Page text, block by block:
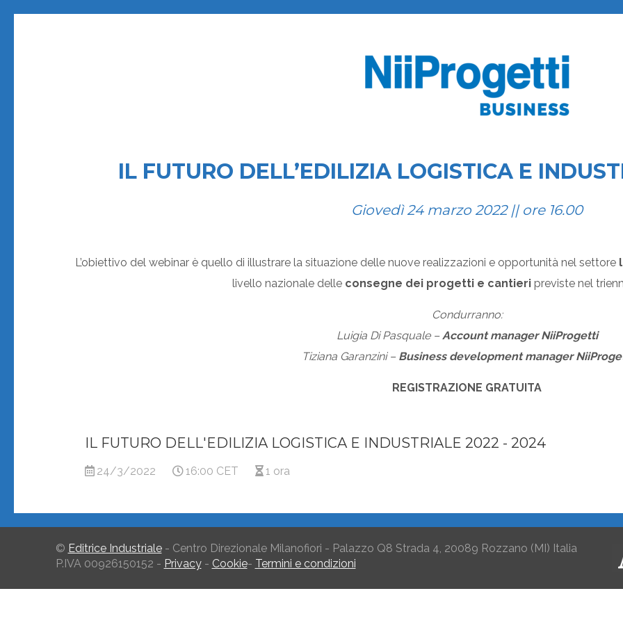
IL FUTURO DELL’EDILIZIA LOGISTICA E
Giovedì 24 marzo 2022 || ore 16.00
L’obiettivo del webinar è quello di illustrare la situazione delle nuove realizzazioni e opportunità nel settore
livello nazionale delle consegne dei progetti e cantieri previste nel
Condurranno:
Luigia Di Pasquale –Account manager NiiProgetti
Tiziana Garanzini – Business development manager
REGISTRAZIONE GRATUITA
IL FUTURO DELL'EDILIZIA LOGISTICA E INDUSTRIALE 2022 - 2024
24/3/2022 16:00 CET 1 ora
© Editrice Industriale- Centro Direzionale Milanofiori - Palazzo Q8 Strada 4, 20089 Rozzano (MI) Italia
P.IVA 00926150152 - Privacy- Cookie- Termini e condizioni